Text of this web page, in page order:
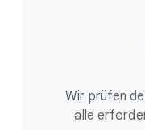
Wir prüfen
alle